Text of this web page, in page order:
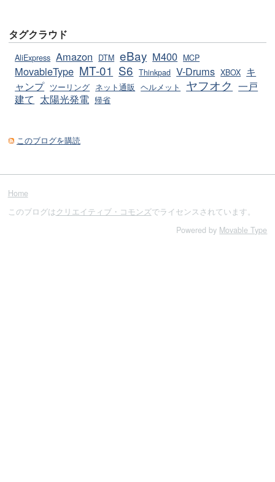
タグクラウド
AliExpress Amazon DTM eBay M400 MCP
MovableType MT-01 S6 Thinkpad V-Drums XBOX キ
ャンプ ツーリング ネット通販 ヘルメット ヤフオク 一戸
建て 太陽光発電 帰省
このブログを購読
Home
このブログはクリエイティブ・コモンズでライセンスされています。
Powered by Movable Type